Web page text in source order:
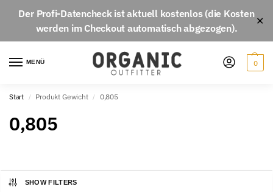
Der Profi-Datencheckist aktuell kostenlos(die Kosten
werden im Checkout automatisch abgezogen).
✕
MENÜ 0
Start / Produkt Gewicht / 0,805
0,805
SHOW FILTERS